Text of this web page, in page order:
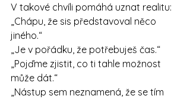
V takové chvíli pomáhá uznat realitu:
„Chápu, že sis představoval něco
jiného.“
„Je v pořádku, že potřebuješ čas.“
„Pojďme zjistit, co ti tahle možnost
může dát.“
„Nástup sem neznamená, že se tím